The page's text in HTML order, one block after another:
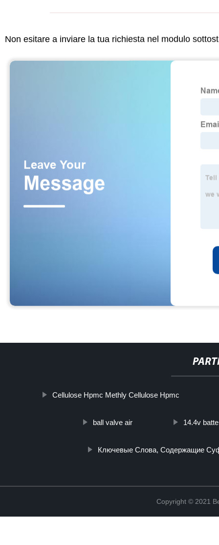
Non esitare a inviare la tua richiesta nel modulo
Cellulose Hpmc Methly Cellulose Hpmc
ball valve air 14.4v
Ключевые Слова, Содержащие
Copyright © 2021